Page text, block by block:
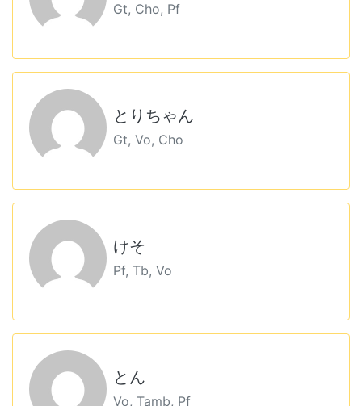
Gt, Cho, Pf
とりちゃん
Gt, Vo, Cho
けそ
Pf, Tb, Vo
とん
Vo, Tamb, Pf